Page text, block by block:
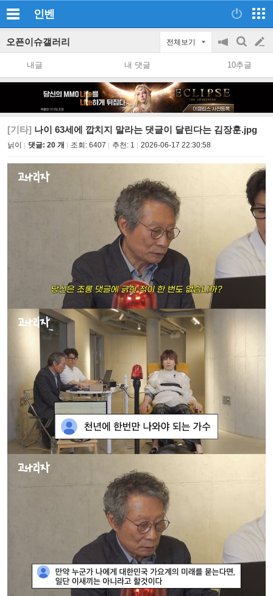
인벤
오픈이슈갤러리 전체보기
공
지
on/off
검
색
글
쓰
내글 내 댓글 10추글
[기타] 나이 63세에 깝치지 말라는 댓글이 달린다는 김장훈.jpg
닑이 댓글: 20 개 조회: 6407 추천: 1 2026-06-17 22:30:58